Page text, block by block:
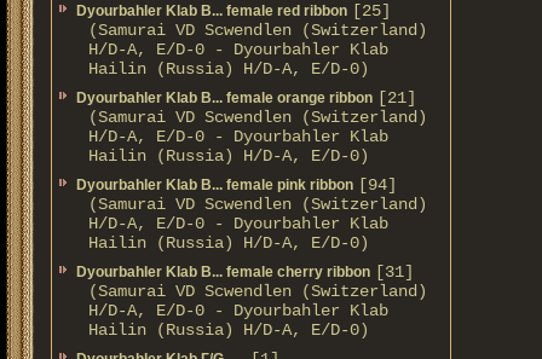
Dyourbahler Klab B... female red ribbon [25]
(Samurai VD Scwendlen (Switzerland)
H/D-A, E/D-0 - Dyourbahler Klab
Hailin (Russia) H/D-A, E/D-0)
Dyourbahler Klab B... female orange ribbon [21]
(Samurai VD Scwendlen (Switzerland)
H/D-A, E/D-0 - Dyourbahler Klab
Hailin (Russia) H/D-A, E/D-0)
Dyourbahler Klab B... female pink ribbon [94]
(Samurai VD Scwendlen (Switzerland)
H/D-A, E/D-0 - Dyourbahler Klab
Hailin (Russia) H/D-A, E/D-0)
Dyourbahler Klab B... female cherry ribbon [31]
(Samurai VD Scwendlen (Switzerland)
H/D-A, E/D-0 - Dyourbahler Klab
Hailin (Russia) H/D-A, E/D-0)